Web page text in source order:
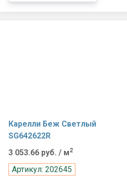
Карелли Беж Светлый
SG642622R
3 053.66 руб. / м2
Артикул: 202645